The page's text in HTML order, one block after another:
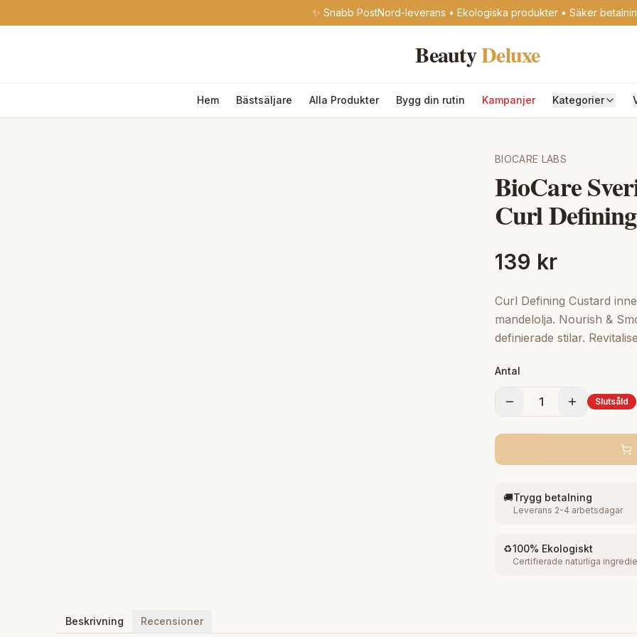
✨ Snabb PostNord-leverans • Ekologiska produkter • Säker
BeautyDeluxe
Hem Bästsäljare Alla Produkter Bygg din rutin Kampanjer Kategorier
BIOCARE LABS
BioCare
Curl
139 kr
Curl Defining Custard
mandelolja. Nourish &
definierade stilar.
polysorbat 20, chondrus
Dulcis (söt mandel) olja,
urea, parektin
tokoferylacetat
Antal
1 Slutsåld
🚚Trygg betalning
Leverans 2-4 arbetsdagar
♻️100% Ekologiskt
Certifierade naturliga
Beskrivning Recensioner